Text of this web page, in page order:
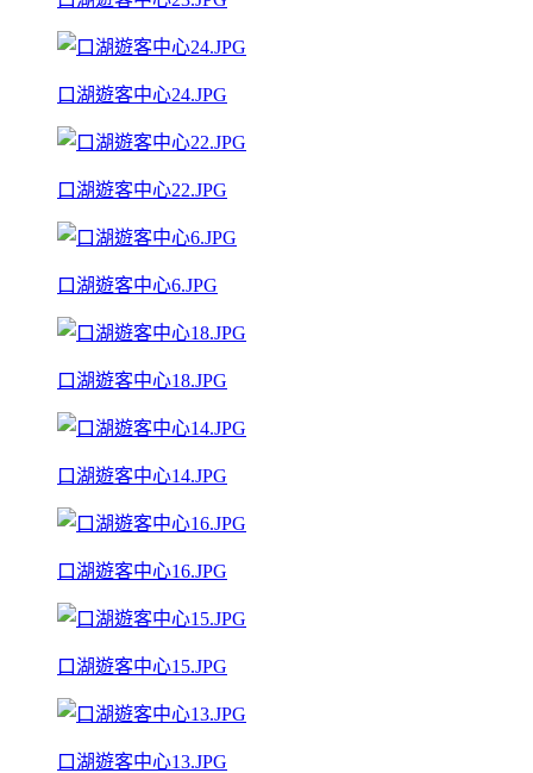
口湖遊客中心24.JPG
口湖遊客中心22.JPG
口湖遊客中心6.JPG
口湖遊客中心18.JPG
口湖遊客中心14.JPG
口湖遊客中心16.JPG
口湖遊客中心15.JPG
口湖遊客中心13.JPG